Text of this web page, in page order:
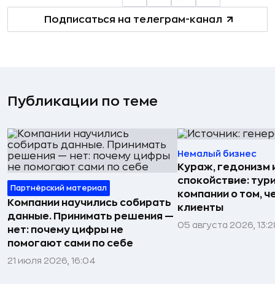
Подписаться на телеграм-канал
Публикации по теме
Партнёрский материал
Компании научились собирать
данные. Принимать решения —
нет: почему цифры не
помогают сами по себе
21 июля 2026, 16:04
Немалый бизнес
Кураж, гедонизм
спокойствие:
компании о том,
клиенты
05 августа 2026,